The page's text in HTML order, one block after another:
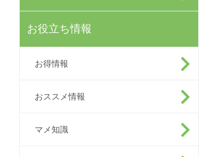
お役立ち情報
お得情報
おススメ情報
マメ知識